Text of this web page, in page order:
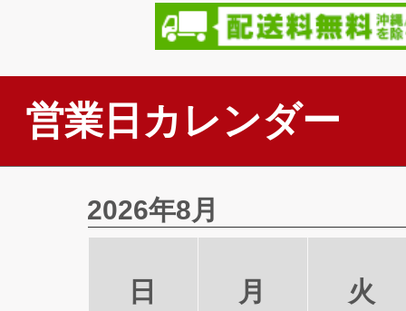
営業日カレンダー
2026年8月
日 月 火